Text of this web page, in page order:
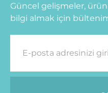
Güncel gelişmeler,
bilgi almak için